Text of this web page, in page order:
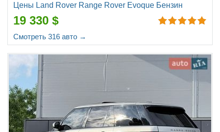
Цены Land Rover Range Rover Evoque Бензин
19 330 $
Смотреть 316 авто →